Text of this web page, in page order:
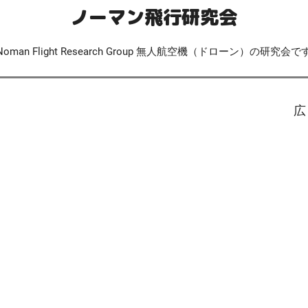
ノーマン飛行研究会
Flight Research Group 無人航空機（ドローン）の研究会で